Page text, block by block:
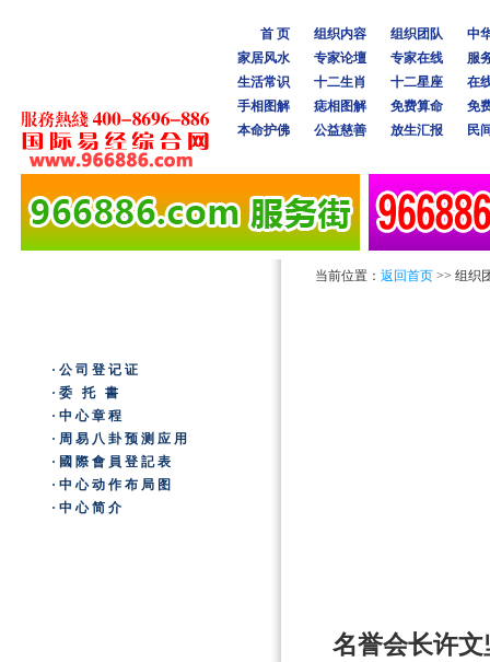
首 页 组织内容 组织团队
中
家居风水
专家论壇 专家在线
服
生活常识
十二生肖 十二星座
在
手相图解
痣相图解 免费算命
免
本命护佛
公益慈善 放生汇报 民
·公司登记证
·委 托 書
·中心章程
·周易八卦预测应用
·國際會員登記表
·中心动作布局图
·中心简介
当前位置： 返回首页 >> 组织
名誉会长许